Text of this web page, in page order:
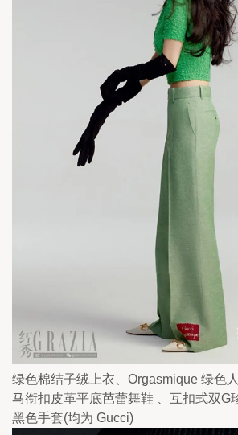
绿色棉结子绒上衣、Orgasmique 绿色
马衔扣皮革平底芭蕾舞鞋 、互扣式双G
黑色手套(均为 Gucci)